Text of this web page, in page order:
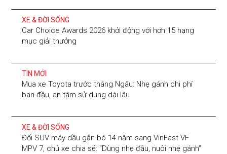
XE & ĐỜI SỐNG
Car Choice Awards 2026 khởi động với hơn 15 hạng
mục giải thưởng
TIN MỚI
Mua xe Toyota trước tháng Ngâu: Nhẹ gánh chi phí
ban đầu, an tâm sử dụng dài lâu
XE & ĐỜI SỐNG
Đổi SUV máy dầu gắn bó 14 năm sang VinFast VF
MPV 7, chủ xe chia sẻ: “Dùng nhẹ đầu, nuôi nhẹ gánh”